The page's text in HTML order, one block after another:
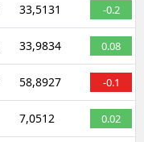
33,5131 -0.2
33,9834 0.08
58,8927 -0.1
7,0512 0.02